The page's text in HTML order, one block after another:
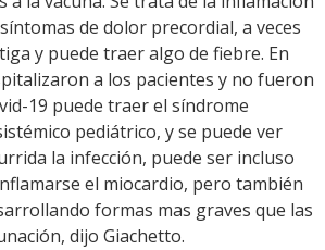
de dolor precordial, a veces
y puede traer algo de fiebre. En
a los pacientes y no fueron
19 puede traer el síndrome
pediátrico, y se puede ver
la infección, puede ser incluso
el miocardio, pero también
formas mas graves que las
dijo Giachetto.